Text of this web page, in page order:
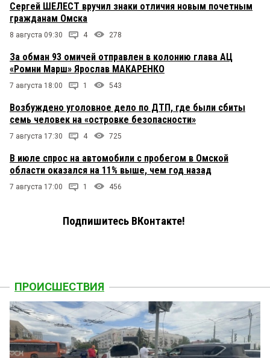
Сергей ШЕЛЕСТ вручил знаки отличия новым почетным
гражданам Омска
8 августа 09:30 4 278
За обман 93 омичей отправлен в колонию глава АЦ
«Ромни Марш» Ярослав МАКАРЕНКО
7 августа 18:00 1 543
Возбуждено уголовное дело по ДТП, где были сбиты
семь человек на «островке безопасности»
7 августа 17:30 4 725
В июле спрос на автомобили с пробегом в Омской
области оказался на 11% выше, чем год назад
7 августа 17:00 1 456
Подпишитесь ВКонтакте!
ПРОИСШЕСТВИЯ